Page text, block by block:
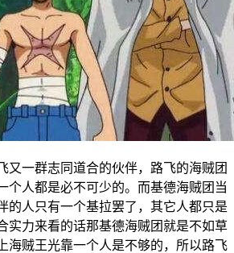
又一群志同道合的伙伴，路飞的海贼团
个人都是必不可少的。而基德海贼团当
的人只有一个基拉罢了，其它人都只是
实力来看的话那基德海贼团就是不如草
海贼王光靠一个人是不够的，所以路飞